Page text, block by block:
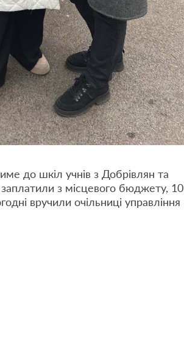
до шкіл учнів з Добрівлян та
з місцевого бюджету, 10
вручили очільниці управління